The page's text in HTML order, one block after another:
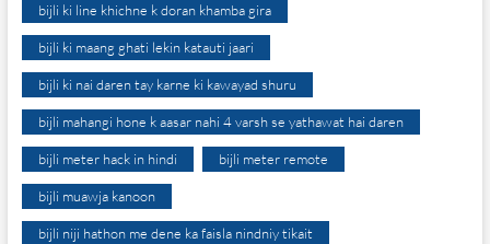
bijli ki line khichne k doran khamba gira
bijli ki maang ghati lekin katauti jaari
bijli ki nai daren tay karne ki kawayad shuru
bijli mahangi hone k aasar nahi 4 varsh se yathawat hai daren
bijli meter hack in hindi bijli meter remote
bijli muawja kanoon
bijli niji hathon me dene ka faisla nindniy tikait